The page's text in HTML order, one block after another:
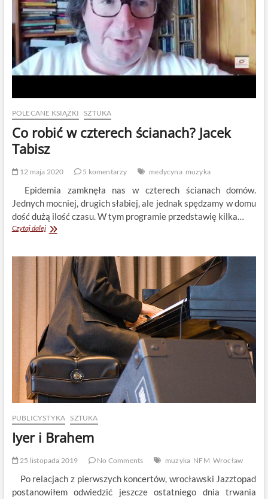
POLECANE KSIĄŻKI SZTUKA
Co robić w czterech ścianach? Jacek
Tabisz
12 maja 2020 5 komentarzy medycyna muzyka
Epidemia zamknęła nas w czterech ścianach domów.
Jednych mocniej, drugich słabiej, ale jednak spędzamy w domu
dość dużą ilość czasu. W tym programie przedstawię kilka…
Czytaj dalejCo
czterech
ścianach?
Jacek
Tabisz
PUBLICYSTYKA SZTUKA
Iyer i Brahem
25 listopada 2019 No Comments muzyka NFM Wrocław
Po relacjach z pierwszych koncertów, wrocławski Jazztopad
postanowiłem odwiedzić jeszcze ostatniego dnia trwania